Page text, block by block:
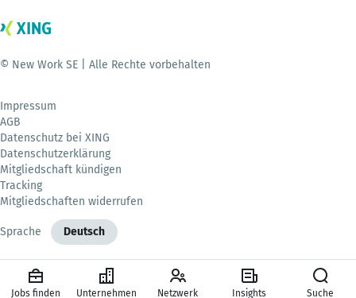
© New Work SE | Alle Rechte vorbehalten
Impressum
AGB
Datenschutz bei XING
Datenschutzerklärung
Mitgliedschaft kündigen
Tracking
Mitgliedschaften widerrufen
Sprache Deutsch
Jobs finden Unternehmen Netzwerk Insights Suche